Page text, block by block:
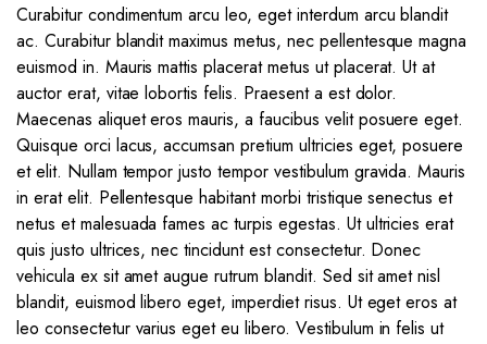
Curabitur condimentum arcu leo, eget interdum arcu blandit
ac. Curabitur blandit maximus metus, nec pellentesque magna
euismod in. Mauris mattis placerat metus ut placerat. Ut at
auctor erat, vitae lobortis felis. Praesent a est dolor.
Maecenas aliquet eros mauris, a faucibus velit posuere eget.
Quisque orci lacus, accumsan pretium ultricies eget, posuere
et elit. Nullam tempor justo tempor vestibulum gravida. Mauris
in erat elit. Pellentesque habitant morbi tristique senectus et
netus et malesuada fames ac turpis egestas. Ut ultricies erat
quis justo ultrices, nec tincidunt est consectetur. Donec
vehicula ex sit amet augue rutrum blandit. Sed sit amet nisl
blandit, euismod libero eget, imperdiet risus. Ut eget eros at
leo consectetur varius eget eu libero. Vestibulum in felis ut